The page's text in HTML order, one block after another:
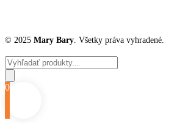
© 2025 Mary Bary. Všetky práva vyhradené.
Products
search
0